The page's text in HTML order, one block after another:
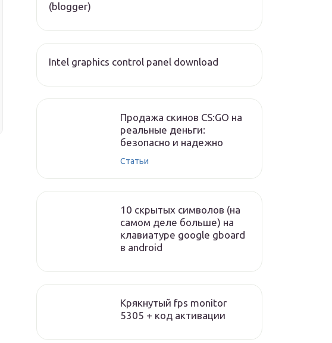
(blogger)
Intel graphics control panel download
Продажа скинов CS:GO на
реальные деньги:
безопасно и надежно
Статьи
10 скрытых символов (на
самом деле больше) на
клавиатуре google gboard
в android
Крякнутый fps monitor
5305 + код активации